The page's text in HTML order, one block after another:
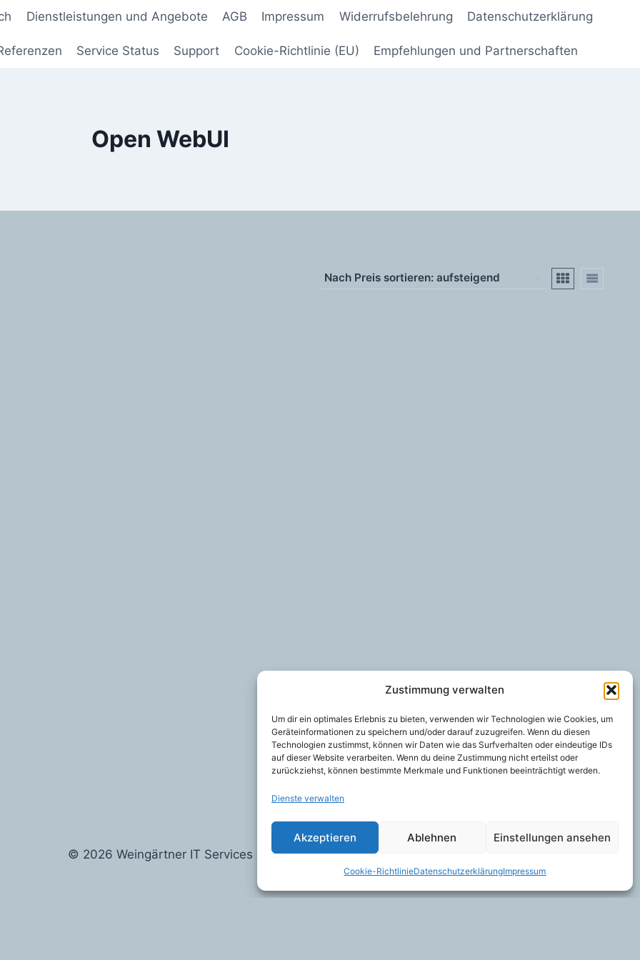
Zustimmung verwalten
Um dir ein optimales Erlebnis zu bieten, verwenden wir Technologien wie Cookies, um
Geräteinformationen zu speichern und/oder darauf zuzugreifen. Wenn du diesen
Technologien zustimmst, können wir Daten wie das Surfverhalten oder eindeutige IDs
auf dieser Website verarbeiten. Wenn du deine Zustimmung nicht erteilst oder
zurückziehst, können bestimmte Merkmale und Funktionen beeinträchtigt werden.
Dienste verwalten
Akzeptieren Ablehnen Einstellungen ansehen
Cookie-RichtlinieDatenschutzerklärungImpressum
Dienstleistungen und Angebote AGB Impressum Widerrufsbelehrung Datenschutzerklärung
Service Status Support Cookie-Richtlinie (EU) Empfehlungen und Partnerschaften
Open WebUI
© 2026 Weingärtner IT Services